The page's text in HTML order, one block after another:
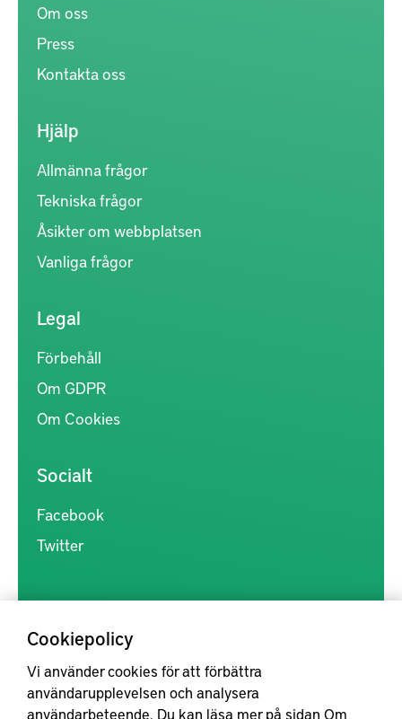
Cookiepolicy
Vi använder cookies för att förbättra
användarupplevelsen och analysera
användarbeteende. Du kan läsa mer på sidan Om
Om oss
Press
Kontakta oss
Hjälp
Allmänna frågor
Tekniska frågor
Åsikter om webbplatsen
Vanliga frågor
Legal
Förbehåll
Om GDPR
Om Cookies
Socialt
Facebook
Twitter
Kunskapsförmedlingen är en samlingsplats för svensk forskning
inom produkt- och produktionsutveckling, med syftet att göra